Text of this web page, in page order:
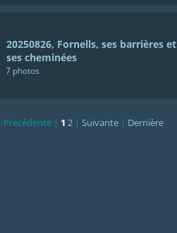
20250826, Fornells, ses barrières et
ses cheminées
7 photos
Précédente | 1 2 | Suivante | Dernière